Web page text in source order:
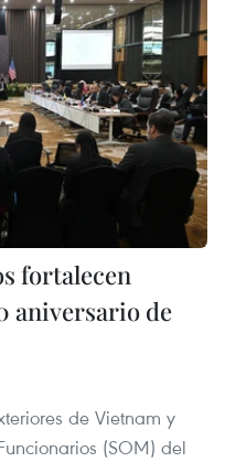
fortalecen
aniversario de
de Vietnam y
(SOM) del